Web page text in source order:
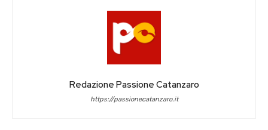
Redazione Passione Catanzaro
https://passionecatanzaro.it